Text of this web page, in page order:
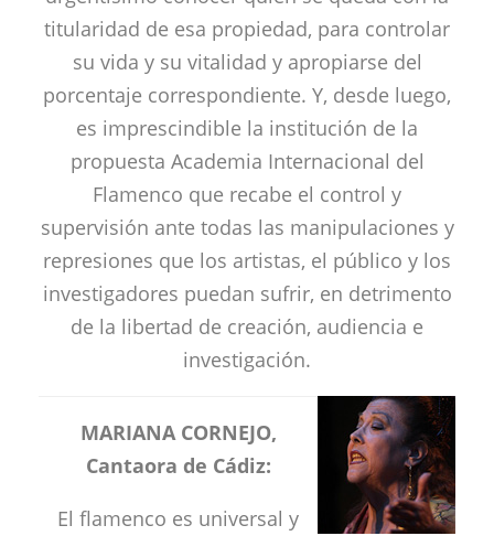
titularidad de esa propiedad, para controlar
su vida y su vitalidad y apropiarse del
porcentaje correspondiente. Y, desde luego,
es imprescindible la institución de la
propuesta Academia Internacional del
Flamenco que recabe el control y
supervisión ante todas las manipulaciones y
represiones que los artistas, el público y los
investigadores puedan sufrir, en detrimento
de la libertad de creación, audiencia e
investigación.
MARIANA CORNEJO,
Cantaora de Cádiz:
El flamenco es universal y